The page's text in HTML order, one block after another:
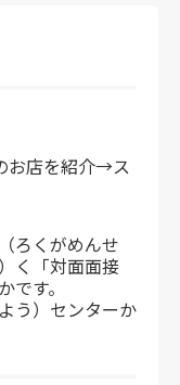
お店を紹介→ス
ろくがめんせ
く「対面面接
です。
う）センターか